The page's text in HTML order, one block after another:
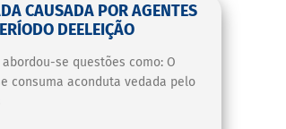
CAUSADA POR AGENTES
DEELEIÇÃO
se questões como: O
consuma aconduta vedada pelo